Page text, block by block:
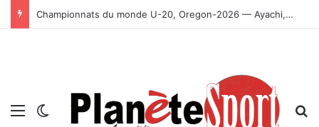
Championnats du monde U-20, Oregon-2026 — Ayachi, Dissa, Touahria et Ghezali en finale
Menu Switch skin